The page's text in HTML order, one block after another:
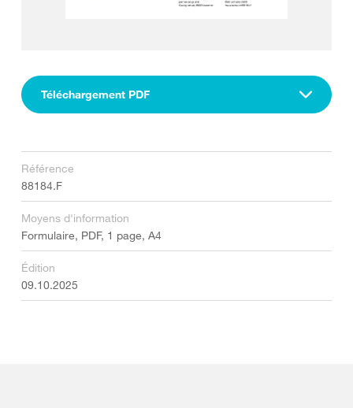
Téléchargement PDF
Référence
88184.F
Moyens d'information
Formulaire, PDF, 1 page, A4
Édition
09.10.2025